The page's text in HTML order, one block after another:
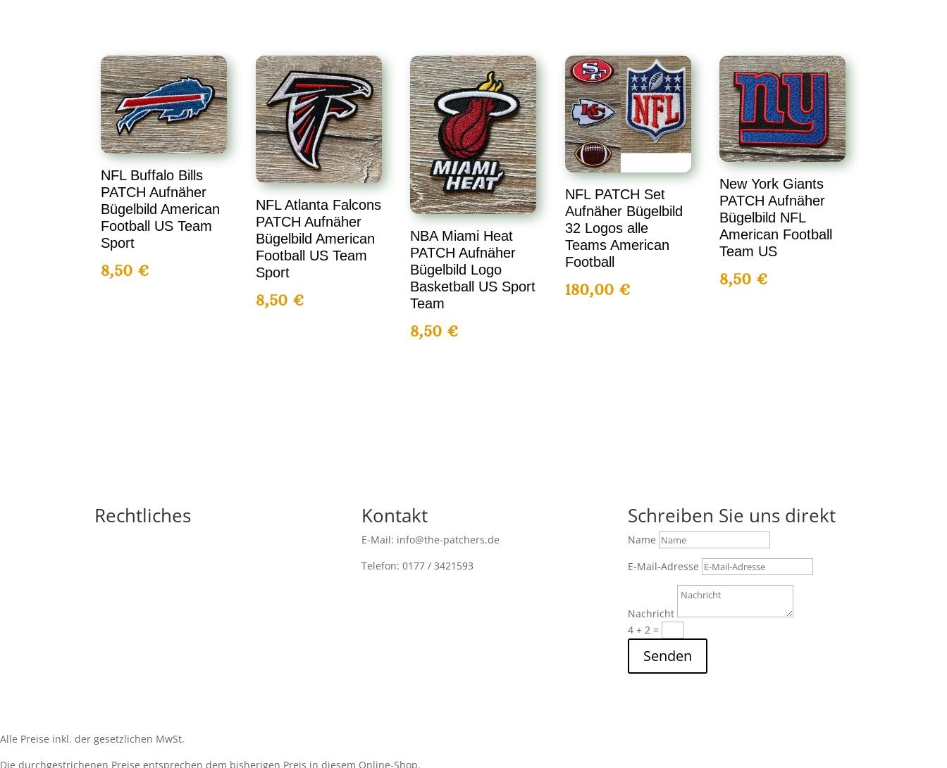
NFL Buffalo Bills
PATCH Aufnäher
Bügelbild American
Football US Team
Sport
8,50 €
NFL Atlanta Falcons
PATCH Aufnäher
Bügelbild American
Football US Team
Sport
8,50 €
NBA Miami Heat
PATCH Aufnäher
Bügelbild Logo
Basketball US Sport
Team
8,50€
NFL PATCH Set
Aufnäher Bügelbild
32 Logos alle
Teams American
Football
180,00 €
New York Giants
PATCH Aufnäher
Bügelbild NFL
American Football
Team US
8,50€
Rechtliches Kontakt
E-Mail: info@the-patchers.de
Telefon: 0177 / 3421593
Schreiben Sie uns direkt
Name
E-Mail-Adresse
Nachricht
4 + 2=
Senden
Alle Preise inkl. der gesetzlichen MwSt.
Die durchgestrichenen Preise entsprechen dem bisherigen Preis in diesem Online-Shop.